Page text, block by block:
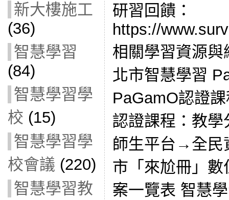
新大樓施工
(36)
智慧學習
(84)
智慧學習學
校 (15)
智慧學習學
校會議 (220)
智慧學習教
研習回饋：
https://
相關學習資源
北市智慧學習
PaGamO認證
認證課程：教
師生平台→全民
市「來尬冊」
案一覽表 智慧